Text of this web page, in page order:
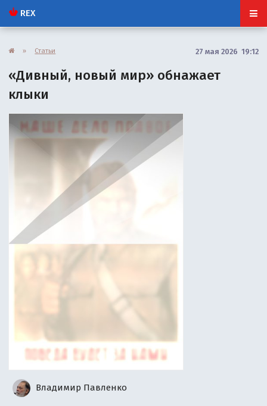
REX
» Статьи 27 мая 2026 19:12
«Дивный, новый мир» обнажает
клыки
Владимир Павленко